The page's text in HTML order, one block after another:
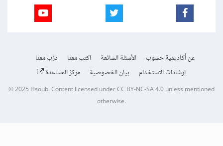
عن أكاديمية حسوب الأسئلة الشائعة اكتب معنا
درّب معنا
إرشادات الاستخدام
بيان الخصوصية مركز المساعدة
© 2025 Hsoub.Content licensed underCC BY-NC-SA 4.0unless mentioned
otherwise.